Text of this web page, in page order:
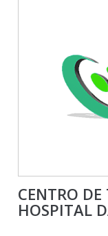
CENTRO DE
HOSPITAL